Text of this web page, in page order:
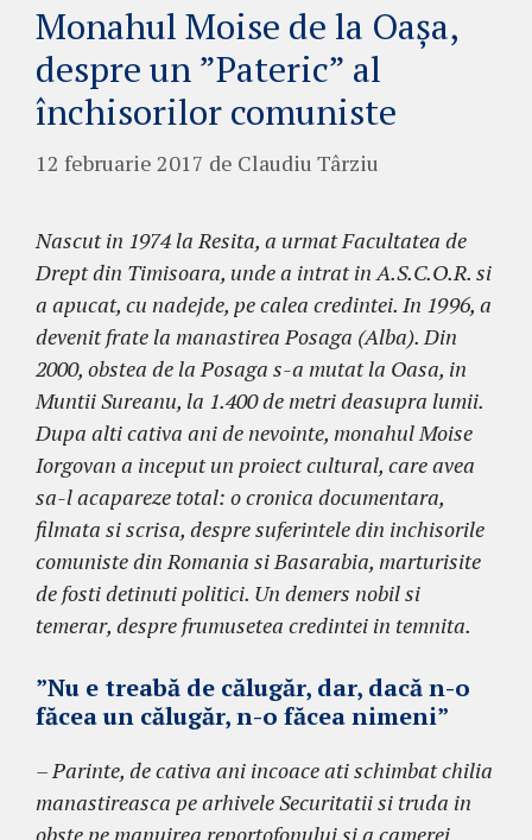
Monahul Moise de la Oașa,
despre un ”Pateric” al
închisorilor comuniste
12 februarie 2017 de Claudiu Târziu
Nascut in 1974 la Resita, a urmat Facultatea de
Drept din Timisoara, unde a intrat in A.S.C.O.R. si
a apucat, cu nadejde, pe calea credintei. In 1996, a
devenit frate la manastirea Posaga (Alba). Din
2000, obstea de la Posaga s-a mutat la Oasa, in
Muntii Sureanu, la 1.400 de metri deasupra lumii.
Dupa alti cativa ani de nevointe, monahul Moise
Iorgovan a inceput un proiect cultural, care avea
sa-l acapareze total: o cronica documentara,
filmata si scrisa, despre suferintele din inchisorile
comuniste din Romania si Basarabia, marturisite
de fosti detinuti politici. Un demers nobil si
temerar, despre frumusetea credintei in temnita.
”Nu e treabă de călugăr, dar, dacă n-o
făcea un călugăr, n-o făcea nimeni”
– Parinte, de cativa ani incoace ati schimbat chilia
manastireasca pe arhivele Securitatii si truda in
obste pe manuirea reportofonului si a camerei